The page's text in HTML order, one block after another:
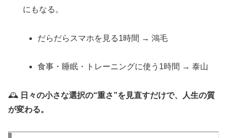
にもなる。
だらだらスマホを見る1時間 → 鴻毛
食事・睡眠・トレーニングに使う1時間 → 泰山
🕰️ 日々の小さな選択の“重さ”を見直すだけで、人生の質
が変わる。